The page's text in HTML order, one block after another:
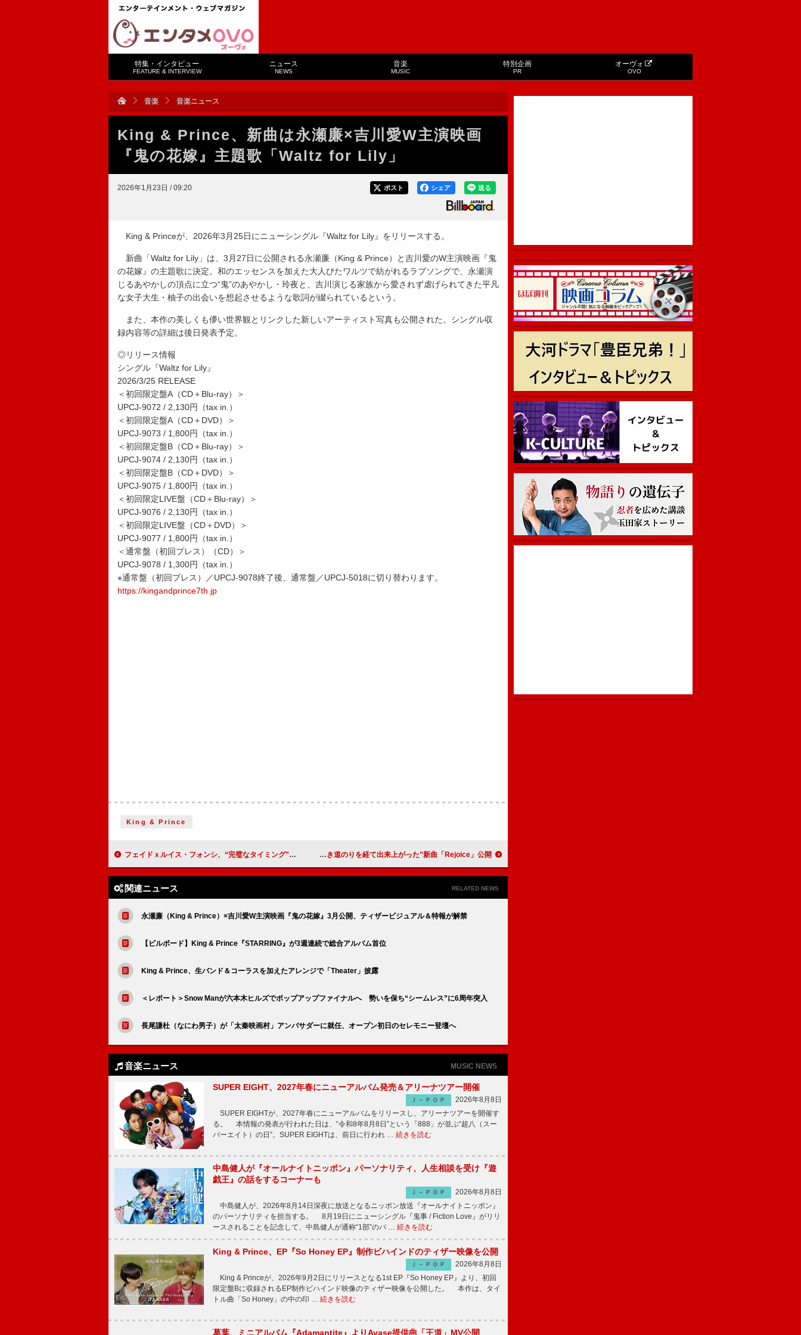
特集・インタビュー
FEATURE & INTERVIEW
ニュース
NEWS
音楽
MUSIC
特別企画
PR
オーヴォ
OVO
音楽 音楽ニュース
King & Prince、新曲は永瀬廉×吉川愛W主演映画
『鬼の花嫁』主題歌「Waltz for Lily」
2026年1月23日 / 09:20 送る
シェア
ポスト
King & Princeが、2026年3月25日にニューシングル『Waltz for Lily』をリリースする。
新曲「Waltz for Lily」は、3月27日に公開される永瀬廉（King & Prince）と吉川愛のW主演映画『鬼
の花嫁』の主題歌に決定。和のエッセンスを加えた大人びたワルツで紡がれるラブソングで、永瀬演
じるあやかしの頂点に立つ“鬼”のあやかし・玲夜と、吉川演じる家族から愛されず虐げられてきた平凡
な女子大生・柚子の出会いを想起させるような歌詞が綴られているという。
また、本作の美しくも儚い世界観とリンクした新しいアーティスト写真も公開された。シングル収
録内容等の詳細は後日発表予定。
◎リリース情報
シングル『Waltz for Lily』
2026/3/25 RELEASE
＜初回限定盤A（CD＋Blu-ray）＞
UPCJ-9072 / 2,130円（tax in.）
＜初回限定盤A（CD＋DVD）＞
UPCJ-9073 / 1,800円（tax in.）
＜初回限定盤B（CD＋Blu-ray）＞
UPCJ-9074 / 2,130円（tax in.）
＜初回限定盤B（CD＋DVD）＞
UPCJ-9075 / 1,800円（tax in.）
＜初回限定LIVE盤（CD＋Blu-ray）＞
UPCJ-9076 / 2,130円（tax in.）
＜初回限定LIVE盤（CD＋DVD）＞
UPCJ-9077 / 1,800円（tax in.）
＜通常盤（初回プレス）（CD）＞
UPCJ-9078 / 1,300円（tax in.）
※通常盤（初回プレス）／UPCJ-9078終了後、通常盤／UPCJ-5018に切り替わります。
https://kingandprince7th.jp
King & Prince
フェイドｘルイス・フォンシ、“完璧なタイミング”で実現したコラボ曲公開 デフ・レパード、“驚くべき道のりを経て出来上がった”新曲「Rejoice」公開
関連ニュース RELATED NEWS
永瀬廉（King & Prince）×吉川愛W主演映画『鬼の花嫁』3月公開、ティザービジュアル＆特報が解禁
【ビルボード】King & Prince『STARRING』が3週連続で総合アルバム首位
King & Prince、生バンド＆コーラスを加えたアレンジで「Theater」披露
＜レポート＞Snow Manが六本木ヒルズでポップアップファイナルへ 勢いを保ち“シームレス”に6周年突入
長尾謙杜（なにわ男子）が「太秦映画村」アンバサダーに就任、オープン初日のセレモニー登壇へ
音楽ニュース MUSIC NEWS
SUPER EIGHT、2027年春にニューアルバム発売＆アリーナツアー開催
Ｊ－ＰＯＰ
2026年8月8日
SUPER EIGHTが、2027年春にニューアルバムをリリースし、アリーナツアーを開催す
る。 本情報の発表が行われた日は、“令和8年8月8日”という「888」が並ぶ“超八（スー
パーエイト）の日”。SUPER EIGHTは、前日に行われ … 続きを読む
中島健人が『オールナイトニッポン』パーソナリティ、人生相談を受け『遊
戯王』の話をするコーナーも
Ｊ－ＰＯＰ
2026年8月8日
中島健人が、2026年8月14日深夜に放送となるニッポン放送『オールナイトニッポン』
のパーソナリティを担当する。 8月19日にニューシングル『鬼事 / Fiction Love』がリリ
ースされることを記念して、中島健人が通称“1部”のパ … 続きを読む
King & Prince、EP『So Honey EP』制作ビハインドのティザー映像を公開
Ｊ－ＰＯＰ
2026年8月8日
King & Princeが、2026年9月2日にリリースとなる1st EP『So Honey EP』より、初回
限定盤Bに収録されるEP制作ビハインド映像のティザー映像を公開した。 本作は、タイ
トル曲「So Honey」の中の印 … 続きを読む
葛葉、ミニアルバム『Adamantite』よりAyase提供曲「王道」MV公開